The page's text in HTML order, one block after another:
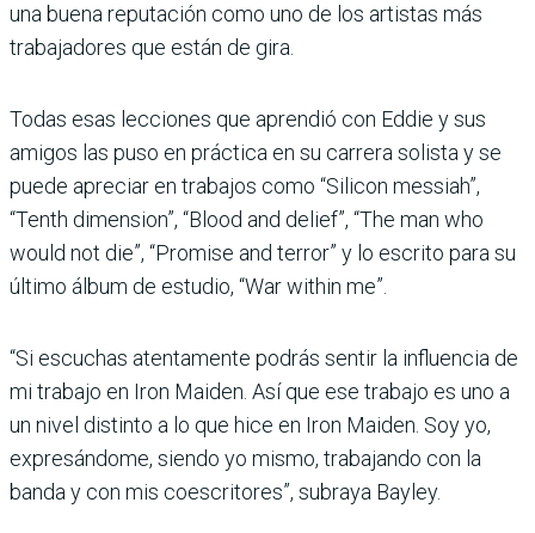
una buena reputación como uno de los artistas más
trabajadores que están de gira.
Todas esas lecciones que aprendió con Eddie y sus
amigos las puso en práctica en su carrera solista y se
puede apreciar en trabajos como “Silicon messiah”,
“Tenth dimension”, “Blood and delief”, “The man who
would not die”, “Promise and terror” y lo escrito para su
último álbum de estudio, “War within me”.
“Si escuchas atentamente podrás sentir la influencia de
mi trabajo en Iron Maiden. Así que ese trabajo es uno a
un nivel distinto a lo que hice en Iron Maiden. Soy yo,
expresándome, siendo yo mismo, trabajando con la
banda y con mis coescritores”, subraya Bayley.